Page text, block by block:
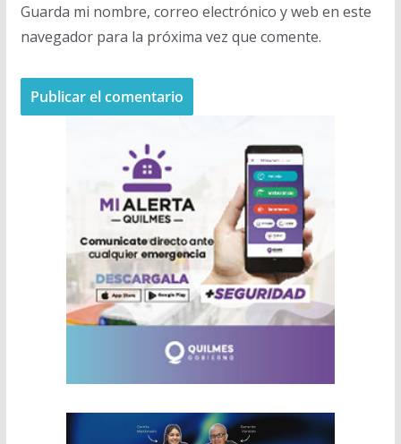
Guarda mi nombre, correo electrónico y web en este
navegador para la próxima vez que comente.